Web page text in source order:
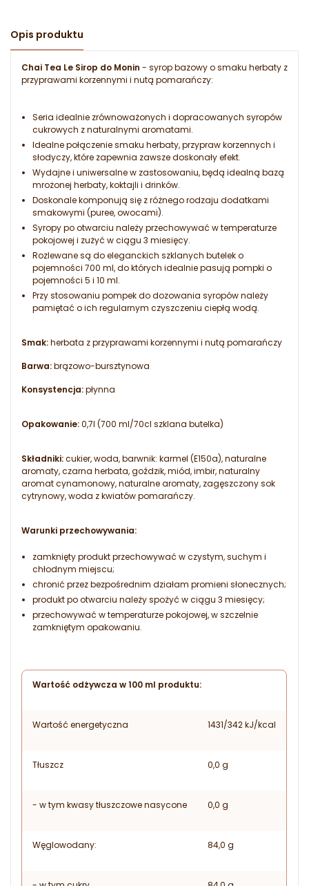
Opis produktu
Chai Tea Le Sirop do Monin - syrop bazowy o smaku herbaty z
przyprawami korzennymi i nutą pomarańczy:
Seria idealnie zrównoważonych i dopracowanych syropów
cukrowych z naturalnymi aromatami.
Idealne połączenie smaku herbaty, przypraw korzennych i
słodyczy, które zapewnia zawsze doskonały efekt.
Wydajne i uniwersalne w zastosowaniu, będą idealną bazą
mrożonej herbaty, koktajli i drinków.
Doskonale komponują się z różnego rodzaju dodatkami
smakowymi (puree, owocami).
Syropy po otwarciu należy przechowywać w temperaturze
pokojowej i zużyć w ciągu 3 miesięcy.
Rozlewane są do eleganckich szklanych butelek o
pojemności 700 ml, do których idealnie pasują pompki o
pojemności 5 i 10 ml.
Przy stosowaniu pompek do dozowania syropów należy
pamiętać o ich regularnym czyszczeniu ciepłą wodą.
Smak:herbata z przyprawami korzennymi i nutą pomarańczy
Barwa:brązowo-bursztynowa
Konsystencja:płynna
Opakowanie:0,7l (700 ml/70cl szklana butelka)
Składniki:cukier, woda, barwnik: karmel (E150a), naturalne
aromaty, czarna herbata, goździk, miód, imbir, naturalny
aromat cynamonowy, naturalne aromaty, zagęszczony sok
cytrynowy, woda z kwiatów pomarańczy.
Warunki przechowywania:
zamknięty produkt przechowywać w czystym, suchym i
chłodnym miejscu;
chronić przez bezpośrednim działam promieni słonecznych;
produkt po otwarciu należy spożyć w ciągu 3 miesięcy;
przechowywać w temperaturze pokojowej, w szczelnie
zamkniętym opakowaniu.
Wartość odżywcza w 100 ml produktu:
Wartość energetyczna 1431/342 kJ/kcal
Tłuszcz 0,0 g
- w tym kwasy tłuszczowe nasycone 0,0 g
Węglowodany: 84,0 g